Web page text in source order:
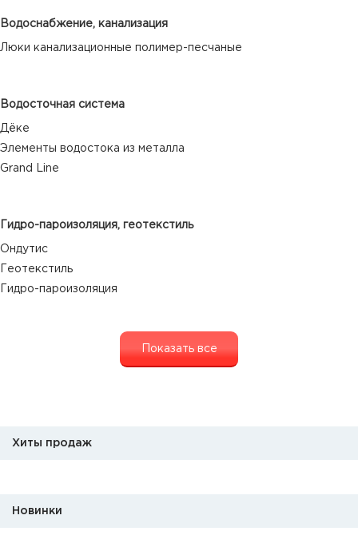
Водоснабжение, канализация
Люки канализационные полимер-песчаные
Водосточная система
Дёке
Элементы водостока из металла
Grand Line
Гидро-пароизоляция, геотекстиль
Ондутис
Геотекстиль
Гидро-пароизоляция
Показать все
Хиты продаж
Новинки